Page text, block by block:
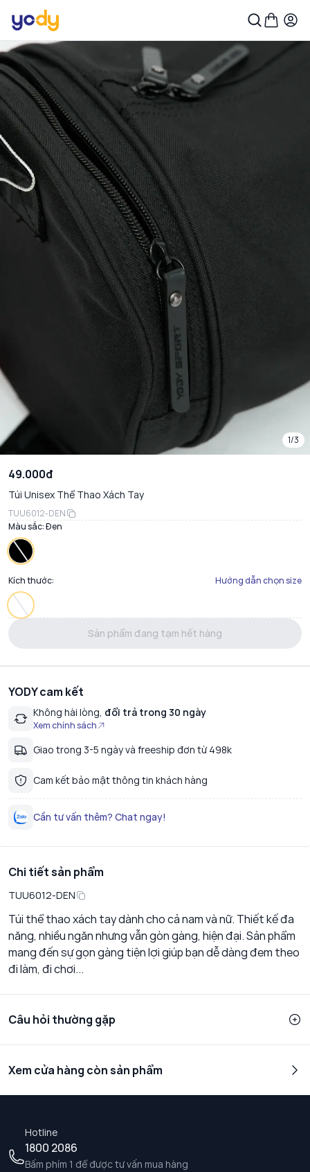
1/3
49.000đ
Túi Unisex Thể Thao Xách Tay
TUU6012-DEN
Màu sắc:Đen
Kích thước: Hướng dẫn chọn size
Sản phẩm đang tạm hết hàng
YODY cam kết
Không hài lòng, đổi trả trong 30 ngày
Xem chính sách
Giao trong 3-5 ngày và freeship đơn từ 498k
Cam kết bảo mật thông tin khách hàng
Cần tư vấn thêm? Chat ngay!
Chi tiết sản phẩm
TUU6012-DEN
Túi thể thao xách tay dành cho cả nam và nữ. Thiết kế đa
năng, nhiều ngăn nhưng vẫn gòn gàng, hiện đại. Sản phẩm
mang đến sự gọn gàng tiện lợi giúp bạn dễ dàng đem theo
đi làm, đi chơi...
Câu hỏi thường gặp
Xem cửa hàng còn sản phẩm
Hotline
1800 2086
Bấm phím 1 để được tư vấn mua hàng